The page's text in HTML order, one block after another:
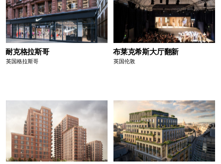
耐克格拉斯哥
英国格拉斯哥
布莱克希斯大厅翻新
英国伦敦